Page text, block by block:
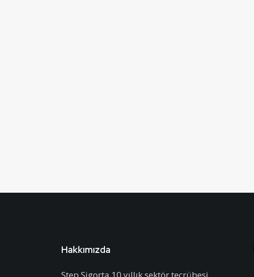
Hakkımızda
Step Sigorta,10 yıllık sektör tecrübesi